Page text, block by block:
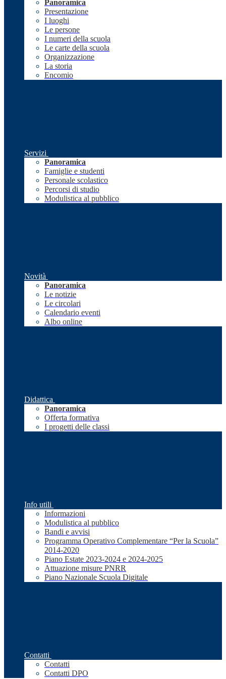
Panoramica
Presentazione
I luoghi
Le persone
I numeri della scuola
Le carte della scuola
Organizzazione
La storia
Encomio
Servizi
Panoramica
Famiglie e studenti
Personale scolastico
Percorsi di studio
Modulistica al pubblico
Novità
Panoramica
Le notizie
Le circolari
Calendario eventi
Albo online
Didattica
Panoramica
Offerta formativa
I progetti delle classi
Info utili
Informazioni
Modulistica al pubblico
Bandi e avvisi
Programma Operativo Complementare “Per la Scuola”
2014-2020
Piano Estate 2023-2024 e 2024-2025
Attuazione misure PNRR
Piano Nazionale Scuola Digitale
Contatti
Contatti
Contatti DPO